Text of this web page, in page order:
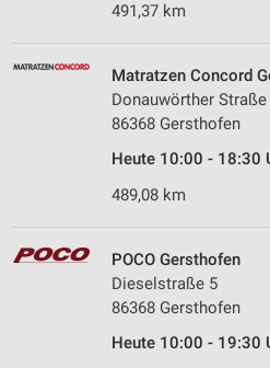
491,37 km
Matratzen Concord
Donauwörther Straße
86368 Gersthofen
Heute 10:00 - 18:30
489,08 km
POCO Gersthofen
Dieselstraße 5
86368 Gersthofen
Heute 10:00 - 19:30